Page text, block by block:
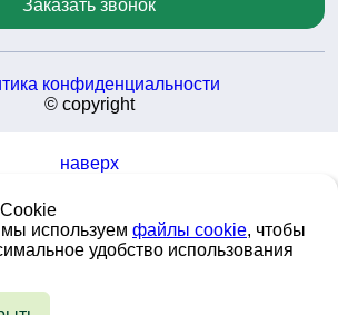
Заказать звонок
конфиденциальности
© copyright
наверх
используем файлы cookie, чтобы
удобство использования